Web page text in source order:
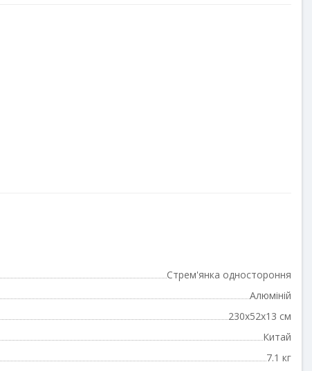
Стрем'янка одностороння
Алюміній
230x52x13 см
Китай
7.1 кг